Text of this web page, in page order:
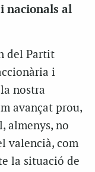
nacionals al
del Partit
i
nostra
avançat prou,
almenys, no
valencià, com
la situació de